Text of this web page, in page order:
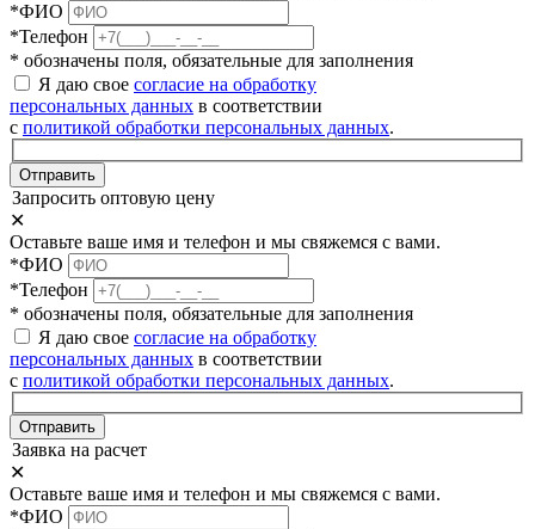
*ФИО
*Телефон
* обозначены поля, обязательные для заполнения
Я даю свое согласие на обработку
персональных данных в соответствии
с политикой обработки персональных данных.
Отправить
Запросить оптовую цену
✕
Оставьте ваше имя и телефон и мы свяжемся с вами.
*ФИО
*Телефон
* обозначены поля, обязательные для заполнения
Я даю свое согласие на обработку
персональных данных в соответствии
с политикой обработки персональных данных.
Отправить
Заявка на расчет
✕
Оставьте ваше имя и телефон и мы свяжемся с вами.
*ФИО